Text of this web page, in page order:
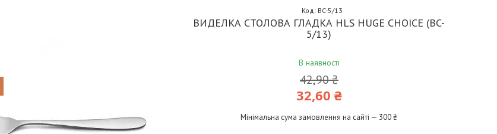
ВИДЕЛКА СТОЛОВА ГЛАДКА HLS HUGE CHOICE (BC-
5/13)
В наявності
Код: BC-5/13
42,90 ₴
32,60 ₴
Мінімальна сума замовлення на сайті — 300 ₴